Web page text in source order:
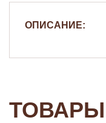
ОПИСАНИЕ: